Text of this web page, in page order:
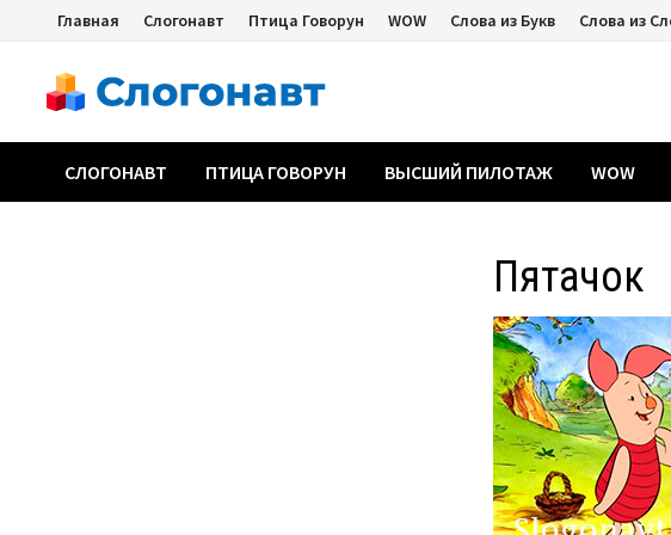
Перейти
содержимому
Главная Слогонавт Птица Говорун WOW Слова из Букв Слова из
СЛОГОНАВТ ПТИЦА ГОВОРУН ВЫСШИЙ ПИЛОТАЖ WOW
Пятачок